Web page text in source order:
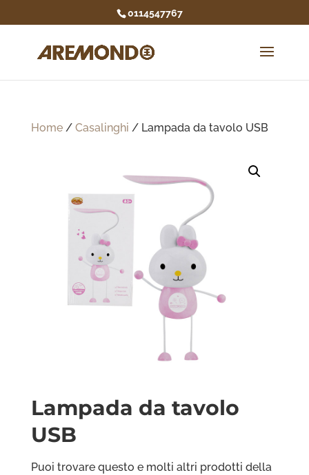
0114547767
Home/ Casalinghi / Lampada da tavolo USB
Lampada da tavolo
USB
Puoi trovare questo e molti altri prodotti della